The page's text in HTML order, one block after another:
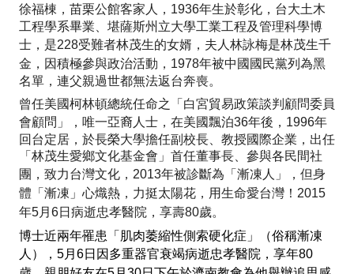
徐福棟，苗栗公館客家人， 1936年生於彰化，台大土木
工程學系畢業、堪薩斯州立大學工業工程及管理科學博
士，是228受難者林茂生的女婿，夫人林詠梅是林茂生千
金，因積極參與政治活動， 1978年被中國國民黨列為黑
名單，連父親過世都無法返台奔喪。
曾任美國柯林頓總統任命之「白宮貿易政策談判顧問委員
會顧問」，唯一亞裔人士，在美國飄泊36年後， 1996年
回台定居，於長榮大學擔任副校長、教授國際企業，出任
「林茂生愛鄉文化基金會」首任董事長、參與各民間社
團，致力台灣文化， 2013年被診斷為「漸凍人」，但身
體「漸凍」心熾熱，力挺太陽花，用生命愛台灣！ 2015
年5月 6日病逝忠孝醫院，享壽80歲。
博士近兩年罹患「肌肉萎縮性側索硬化症」（俗稱漸凍
人）， 5月 6日 因多重器官衰竭病逝忠孝醫院，享年80